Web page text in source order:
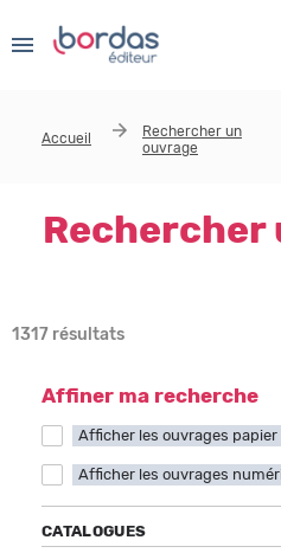
Je me
Mot de passe ou
Accueil
Rechercher un
ouvrage
Rechercher
1317 résultats
Affiner ma recherche
Afficher les ouvrages papier
Apply Afficher les ouvrages
Afficher les ouvrages
Apply Afficher les ouvrages
CATALOGUES